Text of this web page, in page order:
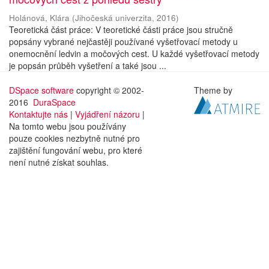
Holánová, Klára (Jihočeská univerzita, 2016)
Teoretická část práce: V teoretické části práce jsou stručně
popsány vybrané nejčastěji používané vyšetřovací metody u
onemocnění ledvin a močových cest. U každé vyšetřovací metody
je popsán průběh vyšetření a také jsou ...
DSpace software copyright © 2002-
2016 DuraSpace
Kontaktujte nás | Vyjádření názoru |
Na tomto webu jsou používány
pouze cookies nezbytně nutné pro
zajištění fungování webu, pro které
není nutné získat souhlas.
Theme by